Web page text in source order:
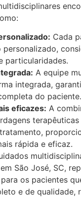
Cada
particularidades.
A equipe
integrada,
do paciente.
eficazes: A
rápida e eficaz.
São José, SC,
os pacientes
e de qualidade,